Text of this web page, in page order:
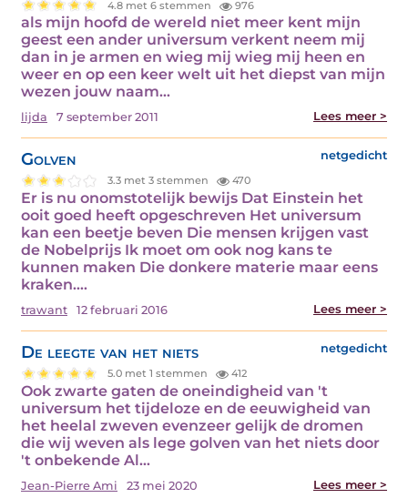
4.8 met 6 stemmen 976
als mijn hoofd de wereld niet meer kent mijn
geest een ander universum verkent neem mij
dan in je armen en wieg mij wieg mij heen en
weer en op een keer welt uit het diepst van mijn
wezen jouw naam…
lijda 7 september 2011 Lees meer >
Golven netgedicht
3.3 met 3 stemmen 470
Er is nu onomstotelijk bewijs Dat Einstein het
ooit goed heeft opgeschreven Het universum
kan een beetje beven Die mensen krijgen vast
de Nobelprijs Ik moet om ook nog kans te
kunnen maken Die donkere materie maar eens
kraken.…
trawant 12 februari 2016 Lees meer >
De leegte van het niets netgedicht
5.0 met 1 stemmen 412
Ook zwarte gaten de oneindigheid van 't
universum het tijdeloze en de eeuwigheid van
het heelal zweven evenzeer gelijk de dromen
die wij weven als lege golven van het niets door
't onbekende Al…
Jean-Pierre Ami 23 mei 2020 Lees meer >